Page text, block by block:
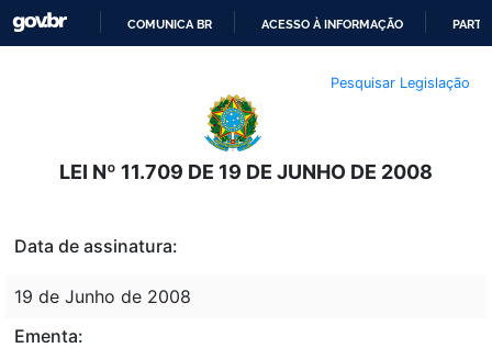
O
CONTEÚDO
COMUNICA BR ACESSO À INFORMAÇÃO
Pesquisar Legislação
LEI Nº 11.709 DE 19 DE JUNHO DE 2008
Data de assinatura:
19 de Junho de 2008
Ementa: